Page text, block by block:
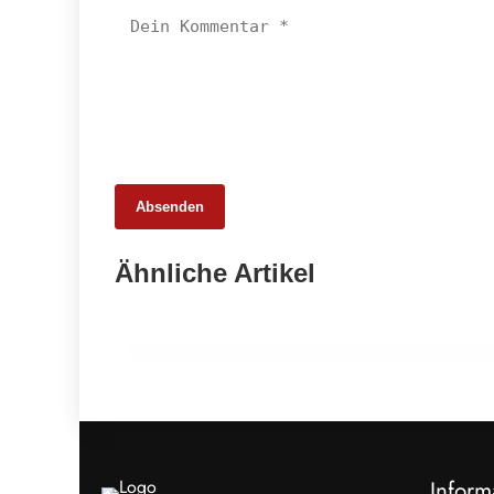
Absenden
Ähnliche Artikel
Schweinemarkt 2026: Strukturwandel